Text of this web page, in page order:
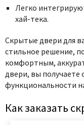
Легко
хай-тека.
Скрытые двери для
стильное решение,
комфортным,
двери, вы получаете
функциональности
Как заказать